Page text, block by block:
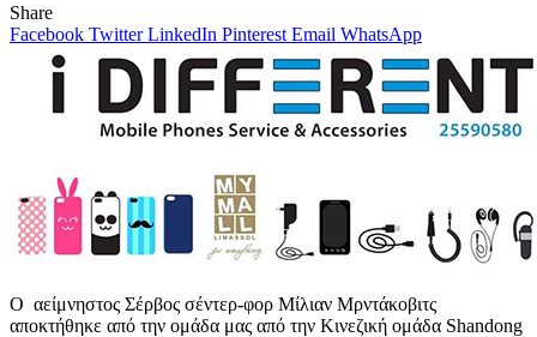
Share
Facebook Twitter LinkedIn Pinterest Email WhatsApp
Ο αείμνηστος Σέρβος σέντερ-φορ Μίλιαν Μρντάκοβιτς
αποκτήθηκε από την ομάδα μας από την Κινεζική ομάδα Shandong